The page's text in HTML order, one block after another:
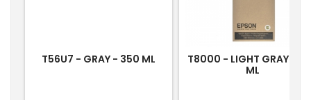
T56U7 - GRAY - 350 ML
T8000 - LIGHT GRAY -
ML